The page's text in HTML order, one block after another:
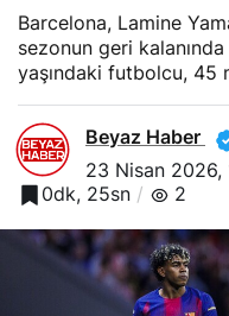
Barcelona, Lamine
sezonun geri kalanında
yaşındaki futbolcu, 45
Beyaz Haber
23 Nisan 2026,
0dk, 25sn
2